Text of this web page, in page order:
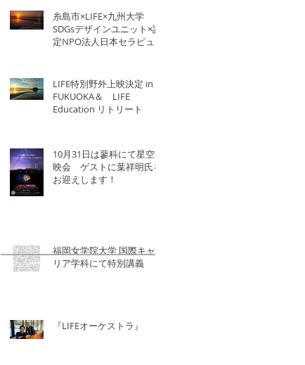
糸島市×LIFE×九州大学
SDGsデザインユニット×認
定NPO法人日本セラピュー
LIFE特別野外上映決定 in
FUKUOKA＆ LIFE
Education リトリート
10月31日は蓼科にて星空上
映会 ゲストに葉祥明氏を
お迎えします！
福岡女学院大学 国際キャ
リア学科にて特別講義
『LIFEオーケストラ』